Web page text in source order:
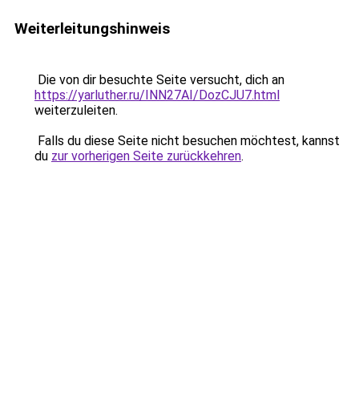
Weiterleitungshinweis
Die von dir besuchte Seite versucht, dich an
https://yarluther.ru/INN27AI/DozCJU7.html
weiterzuleiten.
Falls du diese Seite nicht besuchen möchtest, kannst
du zur vorherigen Seite zurückkehren.